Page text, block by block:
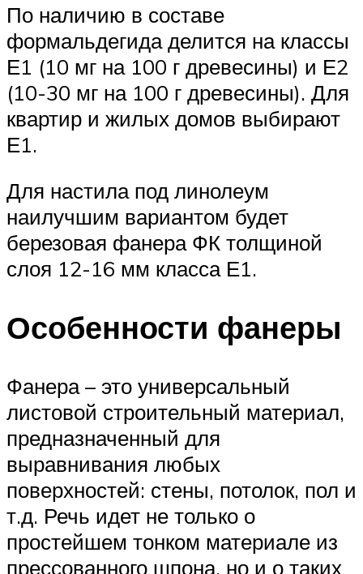
По наличию в составе
формальдегида делится на классы
Е1 (10 мг на 100 г древесины) и Е2
(10-30 мг на 100 г древесины). Для
квартир и жилых домов выбирают
Е1.
Для настила под линолеум
наилучшим вариантом будет
березовая фанера ФК толщиной
слоя 12-16 мм класса Е1.
Особенности фанеры
Фанера – это универсальный
листовой строительный материал,
предназначенный для
выравнивания любых
поверхностей: стены, потолок, пол и
т.д. Речь идет не только о
простейшем тонком материале из
прессованного шпона, но и о таких